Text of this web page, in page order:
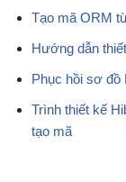
Tạo mã ORM
Hướng dẫn
Phục hồi sơ
Trình thiết kế
tạo mã